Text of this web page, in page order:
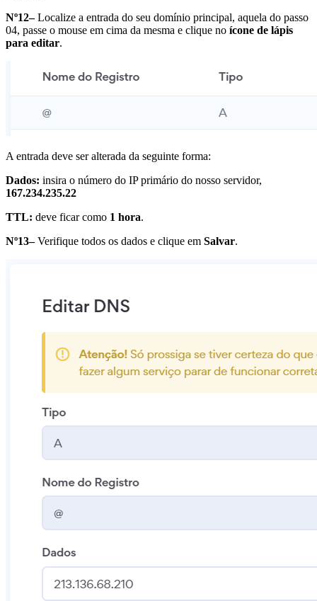
Nº12–Localize a entrada do seu domínio principal, aquela do passo
04, passe o mouse em cima da mesma e clique no ícone de lápis
para editar.
A entrada deve ser alterada da seguinte forma:
Dados: insira o número do IP primário do nosso servidor,
167.234.235.22
TTL: deve ficar como 1 hora.
Nº13–Verifique todos os dados e clique em Salvar.